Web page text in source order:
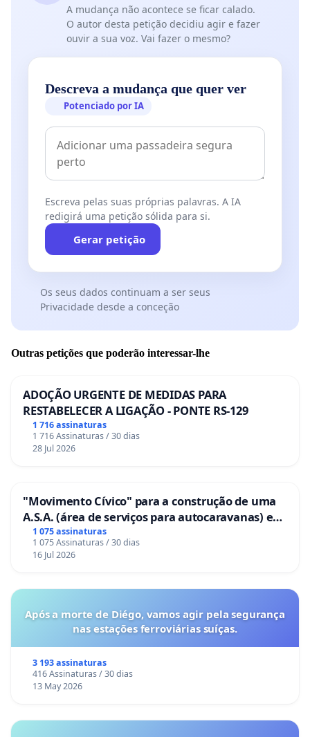
A mudança não acontece se ficar calado.
O autor desta petição decidiu agir e fazer
ouvir a sua voz. Vai fazer o mesmo?
Descreva a mudança que quer ver
Potenciado por IA
Escreva pelas suas próprias palavras. A IA
redigirá uma petição sólida para si.
Gerar petição
Os seus dados continuam a ser seus
Privacidade desde a conceção
Outras petições que poderão interessar-lhe
ADOÇÃO URGENTE DE MEDIDAS PARA
RESTABELECER A LIGAÇÃO - PONTE RS-129
1 716 assinaturas
1 716 Assinaturas / 30 dias
28 Jul 2026
"Movimento Cívico" para a construção de uma
A.S.A. (área de serviços para autocaravanas) em
Coimbra
1 075 assinaturas
1 075 Assinaturas / 30 dias
16 Jul 2026
Após a morte de Diégo, vamos agir pela segurança
nas estações ferroviárias suíças.
3 193 assinaturas
416 Assinaturas / 30 dias
13 May 2026